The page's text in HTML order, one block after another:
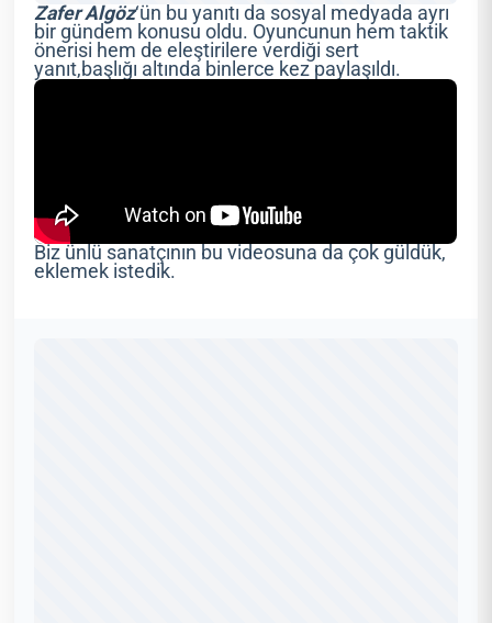
Zafer Algöz‘ün bu yanıtı da sosyal medyada ayrı
bir gündem konusu oldu. Oyuncunun hem taktik
önerisi hem de eleştirilere verdiği sert
yanıt,başlığı altında binlerce kez paylaşıldı.
Biz ünlü sanatçının bu videosuna da çok güldük,
eklemek istedik.